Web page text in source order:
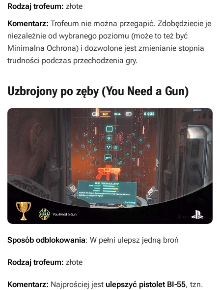
Rodzaj trofeum: złote
Komentarz: Trofeum nie można przegapić. Zdobędziecie je
niezależnie od wybranego poziomu (może to też być
Minimalna Ochrona) i dozwolone jest zmienianie stopnia
trudności podczas przechodzenia gry.
Uzbrojony po zęby (You Need a Gun)
Sposób odblokowania: W pełni ulepsz jedną broń
Rodzaj trofeum: złote
Komentarz: Najprościej jest ulepszyć pistolet BI-55, tzn.